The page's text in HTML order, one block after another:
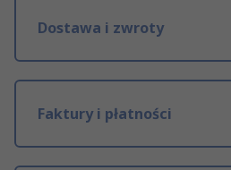
Dostawa i zwroty
Faktury i płatności